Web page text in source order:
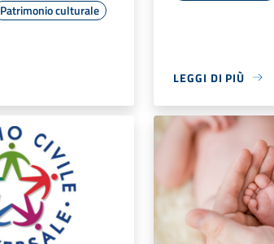
Patrimonio culturale
LEGGI DI PIÙ